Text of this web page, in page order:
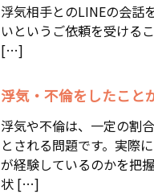
浮気相手とのLINEの会話
いというご依頼を受ける
[…]
浮気・不倫をしたこと
浮気や不倫は、一定の割
とされる問題です。実際
が経験しているのかを把
状 […]